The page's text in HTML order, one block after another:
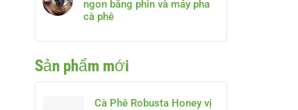
ngon bằng phin và máy pha
cà phê
Sản phẩm mới
Cà Phê Robusta Honey vị